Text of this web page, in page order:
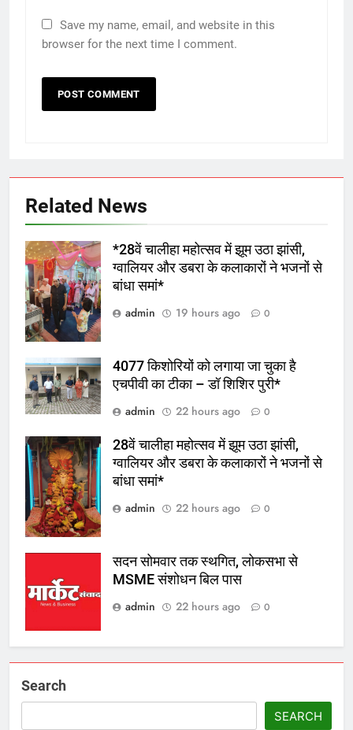
Save my name, email, and website in this
browser for the next time I comment.
Related News
*28वें चालीहा महोत्सव में झूम उठा झांसी,
ग्वालियर और डबरा के कलाकारों ने भजनों से
बांधा समां*
admin
19 hours ago 0
4077 किशोरियों को लगाया जा चुका है
एचपीवी का टीका – डॉ शिशिर पुरी*
admin
22 hours ago 0
28वें चालीहा महोत्सव में झूम उठा झांसी,
ग्वालियर और डबरा के कलाकारों ने भजनों से
बांधा समां*
admin
22 hours ago 0
सदन सोमवार तक स्थगित, लोकसभा से
MSME संशोधन बिल पास
admin
22 hours ago 0
Search
SEARCH